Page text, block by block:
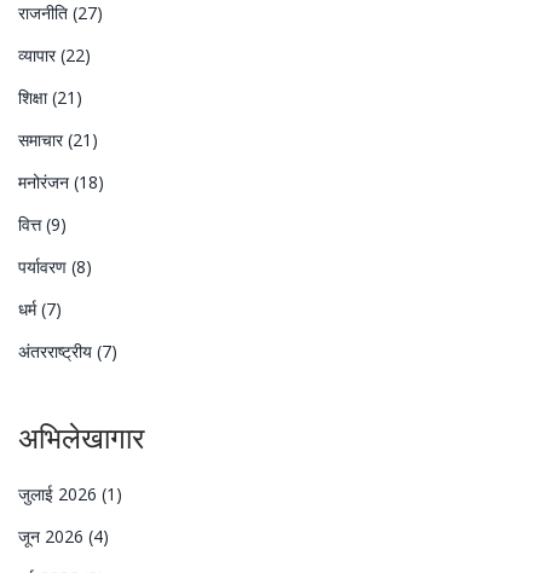
राजनीति (27)
व्यापार(22)
शिक्षा(21)
समाचार(21)
मनोरंजन (18)
वित्त(9)
पर्यावरण (8)
धर्म(7)
अंतरराष्ट्रीय (7)
अभिलेखागार
जुलाई 2026 (1)
जून 2026 (4)